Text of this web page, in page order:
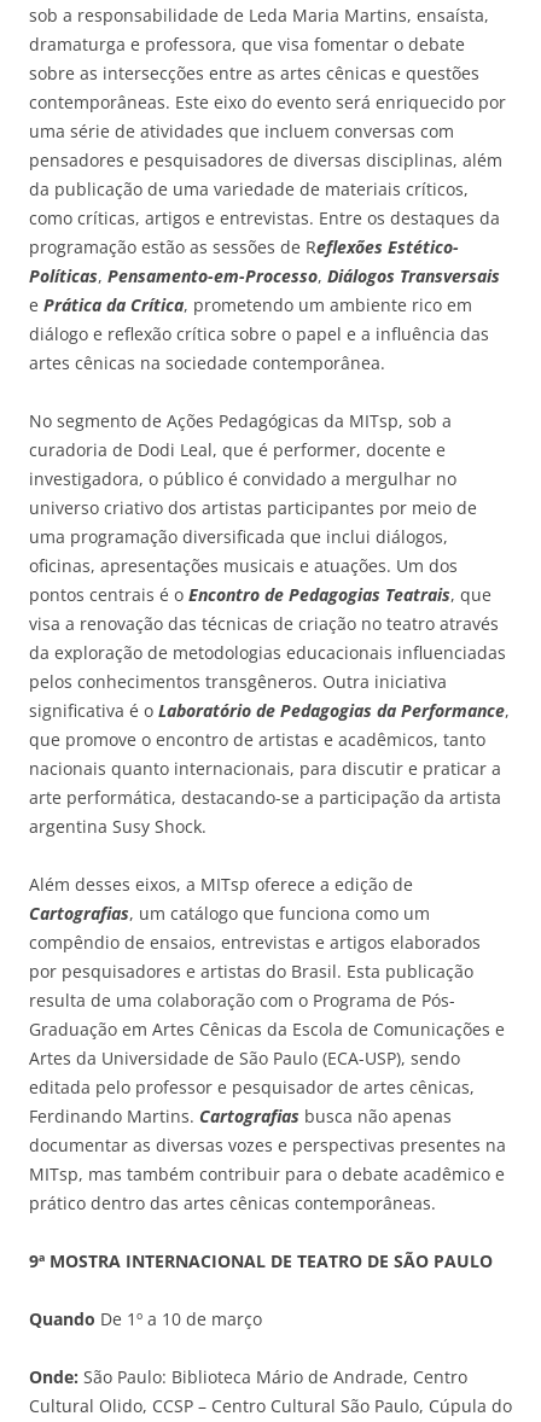
sob a responsabilidade de Leda Maria Martins, ensaísta,
dramaturga e professora, que visa fomentar o debate
sobre as intersecções entre as artes cênicas e questões
contemporâneas. Este eixo do evento será enriquecido por
uma série de atividades que incluem conversas com
pensadores e pesquisadores de diversas disciplinas, além
da publicação de uma variedade de materiais críticos,
como críticas, artigos e entrevistas. Entre os destaques da
programação estão as sessões de Reflexões Estético-
Políticas, Pensamento-em-Processo, Diálogos Transversais
e Prática da Crítica, prometendo um ambiente rico em
diálogo e reflexão crítica sobre o papel e a influência das
artes cênicas na sociedade contemporânea.
No segmento de Ações Pedagógicas da MITsp, sob a
curadoria de Dodi Leal, que é performer, docente e
investigadora, o público é convidado a mergulhar no
universo criativo dos artistas participantes por meio de
uma programação diversificada que inclui diálogos,
oficinas, apresentações musicais e atuações. Um dos
pontos centrais é o Encontro de Pedagogias Teatrais, que
visa a renovação das técnicas de criação no teatro através
da exploração de metodologias educacionais influenciadas
pelos conhecimentos transgêneros. Outra iniciativa
significativa é o Laboratório de Pedagogias da Performance,
que promove o encontro de artistas e acadêmicos, tanto
nacionais quanto internacionais, para discutir e praticar a
arte performática, destacando-se a participação da artista
argentina Susy Shock.
Além desses eixos, a MITsp oferece a edição de
Cartografias, um catálogo que funciona como um
compêndio de ensaios, entrevistas e artigos elaborados
por pesquisadores e artistas do Brasil. Esta publicação
resulta de uma colaboração com o Programa de Pós-
Graduação em Artes Cênicas da Escola de Comunicações e
Artes da Universidade de São Paulo (ECA-USP), sendo
editada pelo professor e pesquisador de artes cênicas,
Ferdinando Martins. Cartografias busca não apenas
documentar as diversas vozes e perspectivas presentes na
MITsp, mas também contribuir para o debate acadêmico e
prático dentro das artes cênicas contemporâneas.
9ª MOSTRA INTERNACIONAL DE TEATRO DE SÃO PAULO
Quando De 1º a 10 de março
Onde: São Paulo: Biblioteca Mário de Andrade, Centro
Cultural Olido, CCSP – Centro Cultural São Paulo, Cúpula do